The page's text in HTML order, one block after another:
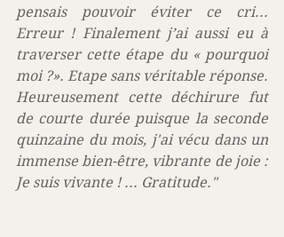
pensais pouvoir éviter ce cri...
Erreur ! Finalement j’ai aussi eu à
traverser cette étape du « pourquoi
moi ?». Etape sans véritable réponse.
Heureusement cette déchirure fut
de courte durée puisque la seconde
quinzaine du mois, j'ai vécu dans un
immense bien-être, vibrante de joie :
Je suis vivante ! ... Gratitude."